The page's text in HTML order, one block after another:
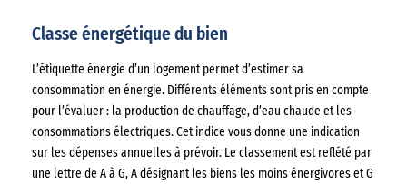
Classe énergétique du bien
L’étiquette énergie d’un logement permet d’estimer sa
consommation en énergie. Différents éléments sont pris en compte
pour l’évaluer : la production de chauffage, d’eau chaude et les
consommations électriques. Cet indice vous donne une indication
sur les dépenses annuelles à prévoir. Le classement est reflété par
une lettre de A à G, A désignant les biens les moins énergivores et G